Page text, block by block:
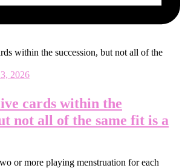
2026
cards within the
not all of the same fit is a
or more playing menstruation for each